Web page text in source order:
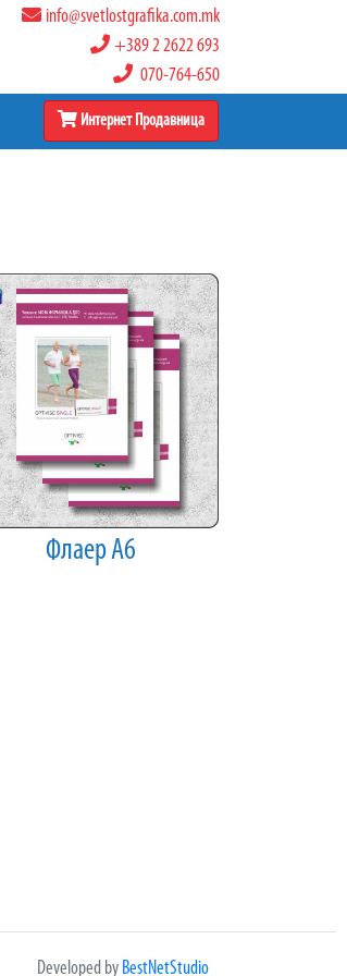
info@svetlostgrafika.com.mk
+389 2 2622 693
070-764-650
Интернет Продавница
Флаер А6
Developed by BestNetStudio